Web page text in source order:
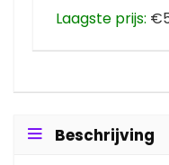
Laagste prijs:
Beschrijving